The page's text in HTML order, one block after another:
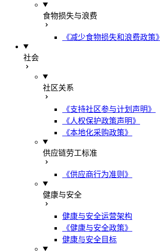
食物损失与浪费
《减少食物损失和浪费政策》
社会
社区关系
《支持社区参与计划声明》
《人权保护政策声明》
《本地化采购政策》
供应链劳工标准
《供应商行为准则》
健康与安全
健康与安全运营架构
《健康与安全政策》
健康与安全目标